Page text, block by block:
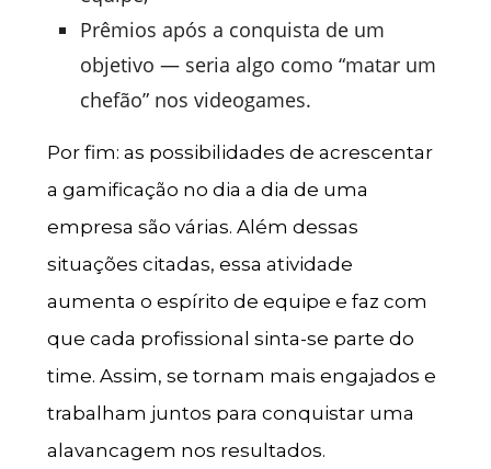
Prêmios após a conquista de um
objetivo — seria algo como “matar um
chefão” nos videogames.
Por fim: as possibilidades de acrescentar
a gamificação no dia a dia de uma
empresa são várias. Além dessas
situações citadas, essa atividade
aumenta o espírito de equipe e faz com
que cada profissional sinta-se parte do
time. Assim, se tornam mais engajados e
trabalham juntos para conquistar uma
alavancagem nos resultados.